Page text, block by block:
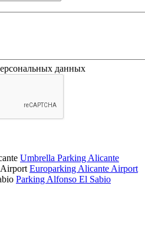
данных
Umbrella Parking Alicante
Europarking Alicante Airport
Parking Alfonso El Sabio